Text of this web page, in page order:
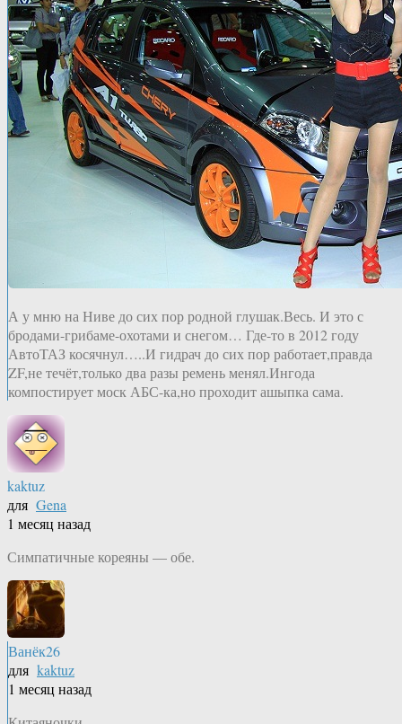
А у мню на Ниве до сих пор родной глушак.Весь. И это с
бродами-грибаме-охотами и снегом… Где-то в 2012 году
АвтоТАЗ косячнул…..И гидрач до сих пор работает,правда
ZF,не течёт,только два разы ремень менял.Ингода
компостирует моск АБС-ка,но проходит ашыпка сама.
kaktuz
для Gena
1 месяц назад
Симпатичные кореяны — обе.
Ванёк26
для kaktuz
1 месяц назад